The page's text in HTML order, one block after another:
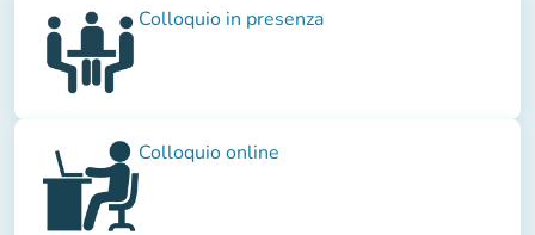
Colloquio in presenza
Colloquio online